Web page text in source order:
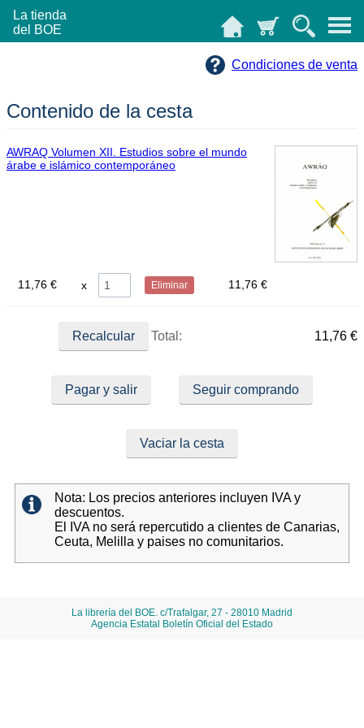
La tienda
del BOE
Condiciones de venta
Contenido de la cesta
AWRAQ Volumen XII. Estudios sobre el mundo
árabe e islámico contemporáneo
11,76 € Eliminar 11,76 €
Total: 11,76 €
Pagar y salir Seguir comprando
Vaciar la cesta
Nota: Los precios anteriores incluyen IVA y
descuentos.
El IVA no será repercutido a clientes de Canarias,
Ceuta, Melilla y paises no comunitarios.
La librería del BOE. c/Trafalgar, 27 - 28010 Madrid
Agencia Estatal Boletín Oficial del Estado